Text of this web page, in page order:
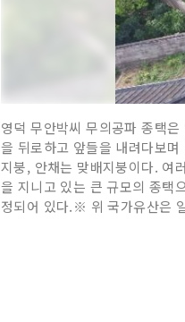
영덕 무안박씨 무의공파 종택
을 뒤로하고 앞들을 내려다보
지붕, 안채는 맞배지붕이다. 여
을 지니고 있는 큰 규모의 종택
정되어 있다.※ 위 국가유산은